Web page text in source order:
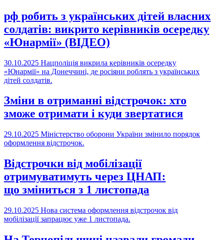
рф робить з українських дітей власних
солдатів: викрито керівників осередку
«Юнармії» (ВІДЕО)
30.10.2025 Нацполіція викрила керівників осередку
«Юнармії» на Донеччині, де росіяни роблять з українських
дітей солдатів.
Зміни в отриманні відстрочок: хто
зможе отримати і куди звертатися
29.10.2025 Міністерство оборони України змінило порядок
оформлення відстрочок.
Відстрочки від мобілізації
отримуватимуть через ЦНАП:
що зміниться з 1 листопада
29.10.2025 Нова система оформлення відстрочок від
мобілізації запрацює уже 1 листопада.